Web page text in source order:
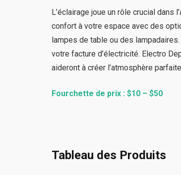
L’éclairage joue un rôle crucial dans
confort à votre espace avec des
lampes de table ou des
votre facture d’électricité. Electro
aideront à créer l’atmosphère
Fourchette de prix : $10 – $50
Tableau des Produits